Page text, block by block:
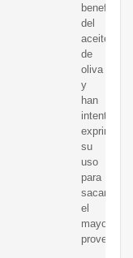
beneficios
del
aceite
de
oliva
y
han
intentado
exprimir
su
uso
para
sacarle
el
mayor
provecho.